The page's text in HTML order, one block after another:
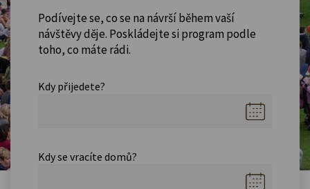
Podívejte se, co se na návrší během vaší
návštěvy děje. Poskládejte si program podle
toho, co máte rádi.
Kdy přijedete?
Kdy se vracíte domů?